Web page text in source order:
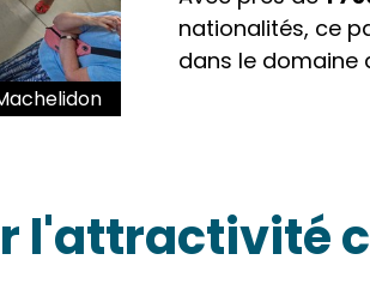
nationalités, ce
dans le domaine
l'attractivité